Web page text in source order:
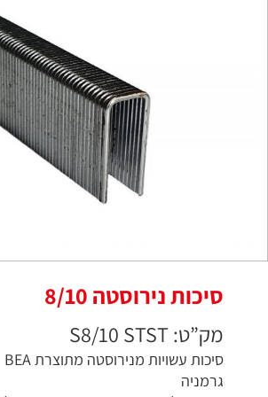
סיכות נירוסטה 8/10
מק”ט: S8/10 STST
סיכות עשויות מנירוסטה מתוצרת BEA
גרמניה